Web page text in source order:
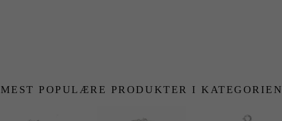
MEST POPULÆRE PRODUKTER I KATEGORIEN